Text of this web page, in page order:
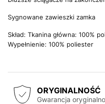
Sygnowane zawieszki zamka
Skład: Tkanina główna: 100%
Wypełnienie: 100% poliester
ORYGINALNOŚĆ
Gwarancja